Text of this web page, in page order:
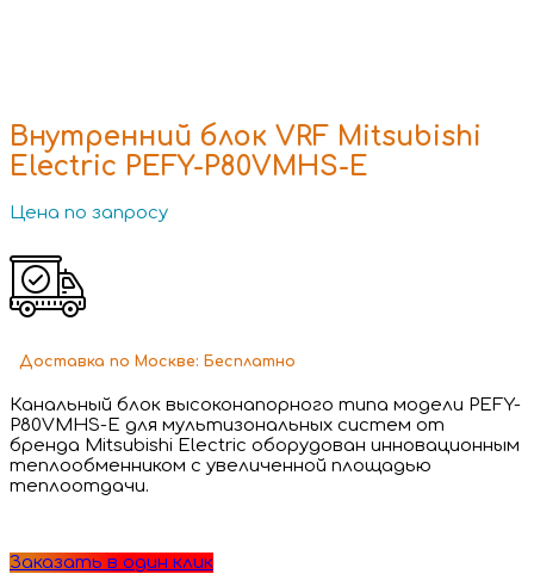
Внутренний блок VRF Mitsubishi
Electric PEFY-P80VMHS-E
Цена по запросу
Доставка по Москве: Бесплатно
Канальный блок высоконапорного типа модели PEFY-
P80VMHS-E для мультизональных систем от
бренда Mitsubishi Electric оборудован инновационным
теплообменником с увеличенной площадью
теплоотдачи.
Заказать в один клик